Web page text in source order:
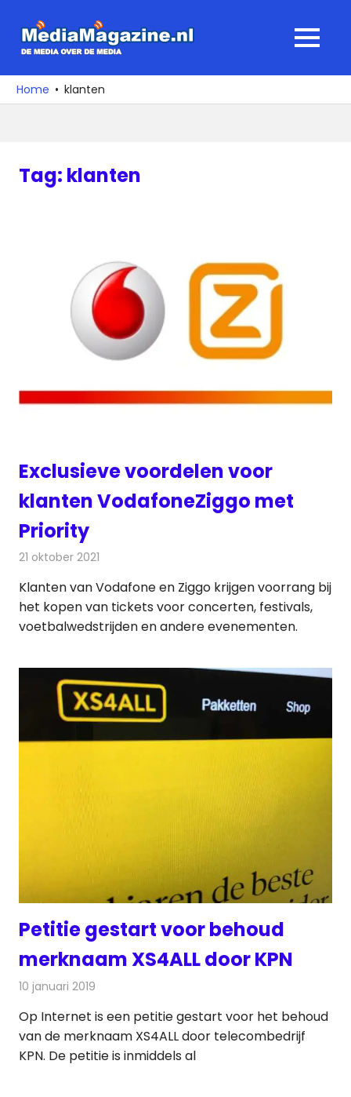
naar
media
over
MENU
Home klanten
Tag: klanten
Exclusieve voordelen voor
klanten VodafoneZiggo met
Priority
21 oktober 2021
Klanten van Vodafone en Ziggo krijgen voorrang bij
het kopen van tickets voor concerten, festivals,
voetbalwedstrijden en andere evenementen.
Petitie gestart voor behoud
merknaam XS4ALL door KPN
10 januari 2019
Op Internet is een petitie gestart voor het behoud
van de merknaam XS4ALL door telecombedrijf
KPN. De petitie is inmiddels al